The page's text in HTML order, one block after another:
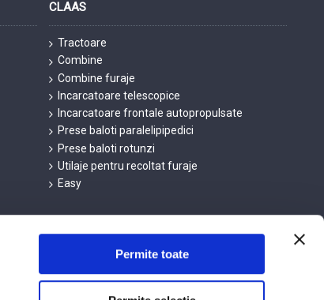
Permite toate
CLAAS
Tractoare
Combine
Combine furaje
Incarcatoare telescopice
Incarcatoare frontale autopropulsate
Prese baloti paralelipipedici
Prese baloti rotunzi
Utilaje pentru recoltat furaje
Easy